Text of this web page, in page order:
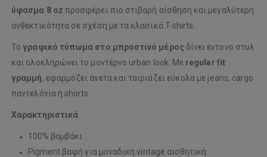
ύφασμα 8 oz προσφέρει πιο στιβαρή αίσθηση και μεγαλύτερη
ανθεκτικότητα σε σχέση με τα κλασικά T-shirts.
Το γραφικό τύπωμα στο μπροστινό μέροςδίνει έντονο στυλ
και ολοκληρώνει το μοντέρνο urban look. Με regular fit
γραμμή, εφαρμόζει άνετα και ταιριάζει εύκολα με jeans, cargo
παντελόνια ή shorts.
Χαρακτηριστικά
100% βαμβάκι
Pigment βαφή για μοναδική vintage αισθητική